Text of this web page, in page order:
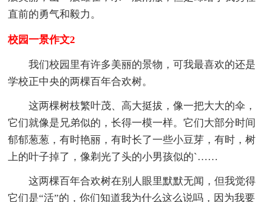
直前的勇气和毅力。
校园一景作文2
我们校园里有许多美丽的景物，可我最喜欢的还是
学校正中央的两棵百年合欢树。
这两棵树枝繁叶茂、高大挺拔，像一把大大的伞，
它们就像是兄弟似的，长得一模一样。它们大部分时间
郁郁葱葱，有时艳丽，有时长了一些小豆芽，有时，树
上的叶子掉了，像剃光了头的小男孩似的`……
这两棵百年合欢树在别人眼里默默无闻，但我觉得
它们是“活”的，你们知道我为什么这么说吗，因为我要